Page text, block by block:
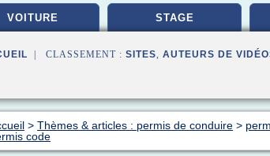
VOITURE STAGE
| CLASSEMENT : SITES, AUTEURS DE
> Thèmes & articles : permis de conduire >
code